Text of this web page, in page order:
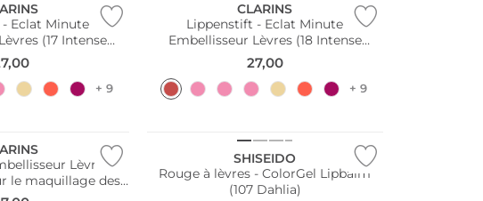
Eclat Minute
(17 Intense
+ 9
CLARINS
Lippenstift - Eclat Minute
Embellisseur Lèvres (18 Intense
Garnet)
27,00
+ 9
Lèvres -
le maquillage des
Scintillant) 12 ml
SHISEIDO
Rouge à lèvres - ColorGel Lipbalm
(107 Dahlia)